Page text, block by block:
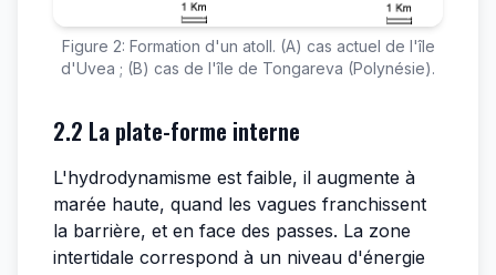
Figure 2: Formation d'un atoll. (A) cas actuel de l'île
d'Uvea ; (B) cas de l'île de Tongareva (Polynésie).
2.2 La plate-forme interne
L'hydrodynamisme est faible, il augmente à
marée haute, quand les vagues franchissent
la barrière, et en face des passes. La zone
intertidale correspond à un niveau d'énergie